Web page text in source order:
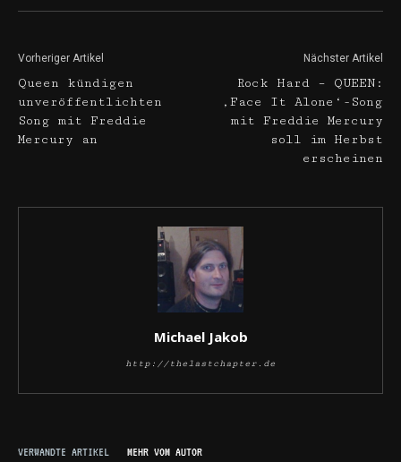
Vorheriger Artikel
Queen kündigen
unveröffentlichten
Song mit Freddie
Mercury an
Nächster Artikel
Rock Hard – QUEEN:
‚Face It Alone‘-Song
mit Freddie Mercury
soll im Herbst
erscheinen
Michael Jakob
http://thelastchapter.de
VERWANDTE ARTIKEL MEHR VOM AUTOR